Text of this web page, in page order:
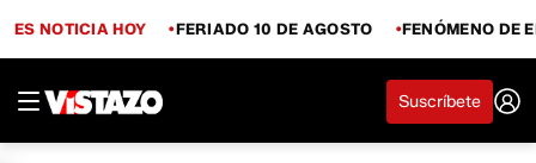
ES NOTICIA HOY FERIADO 10 DE AGOSTO FENÓMENO DE
Suscríbete